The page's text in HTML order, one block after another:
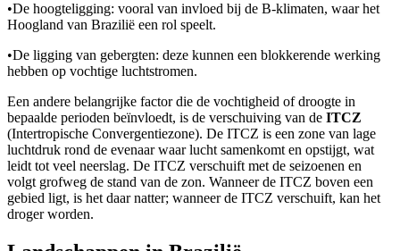
•De hoogteligging: vooral van invloed bij de B-klimaten, waar het
Hoogland van Brazilië een rol speelt.
•De ligging van gebergten: deze kunnen een blokkerende werking
hebben op vochtige luchtstromen.
Een andere belangrijke factor die de vochtigheid of droogte in
bepaalde perioden beïnvloedt, is de verschuiving van de ITCZ
(Intertropische Convergentiezone). De ITCZ is een zone van lage
luchtdruk rond de evenaar waar lucht samenkomt en opstijgt, wat
leidt tot veel neerslag. De ITCZ verschuift met de seizoenen en
volgt grofweg de stand van de zon. Wanneer de ITCZ boven een
gebied ligt, is het daar natter; wanneer de ITCZ verschuift, kan het
droger worden.